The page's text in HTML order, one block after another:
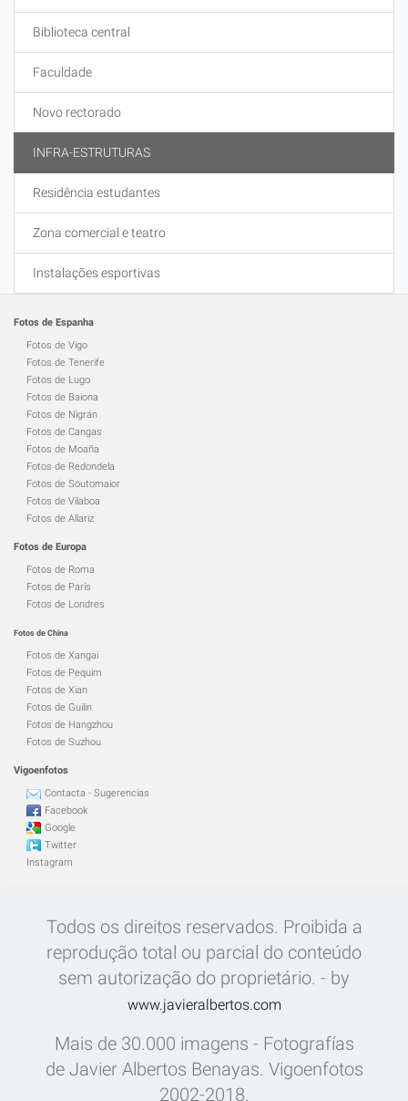
Biblioteca central
Faculdade
Novo rectorado
INFRA-ESTRUTURAS
Residência estudantes
Zona comercial e teatro
Instalações esportivas
Fotos de Espanha
Fotos de Vigo
Fotos de Tenerife
Fotos de Lugo
Fotos de Baiona
Fotos de Nigrán
Fotos de Cangas
Fotos de Moaña
Fotos de Redondela
Fotos de Soutomaior
Fotos de Vilaboa
Fotos de Allariz
Fotos de Europa
Fotos de Roma
Fotos de París
Fotos de Londres
Fotos de China
Fotos de Xangai
Fotos de Pequim
Fotos de Xian
Fotos de Guilin
Fotos de Hangzhou
Fotos de Suzhou
Vigoenfotos
Contacta - Sugerencias
Facebook
Google
Twitter
Instagram
Todos os direitos reservados. Proibida a
reprodução total ou parcial do conteúdo
sem autorização do proprietário. - by
www.javieralbertos.com
Mais de 30.000 imagens - Fotografías
de Javier Albertos Benayas. Vigoenfotos
2002-2018.